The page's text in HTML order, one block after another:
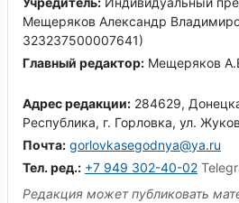
Мещеряков Александр
323237500007641)
Главный редактор: Мещеряков
Адрес редакции: 284629,
Республика, г. Горловка, ул.
Почта: gorlovkasegodnya@ya.ru
Тел. ред.: +7 949 302-40-02
Редакция может публиковать